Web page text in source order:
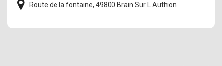
Route de la fontaine, 49800 Brain Sur L Authion